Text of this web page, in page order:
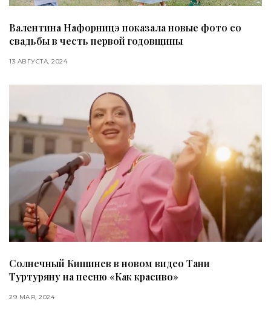
Валентина Нафорницэ показала новые фото со
свадьбы в честь первой годовщины
13 АВГУСТА, 2024
Солнечный Кишинев в новом видео Тани
Туртуряну на песню «Как красиво»
29 МАЯ, 2024